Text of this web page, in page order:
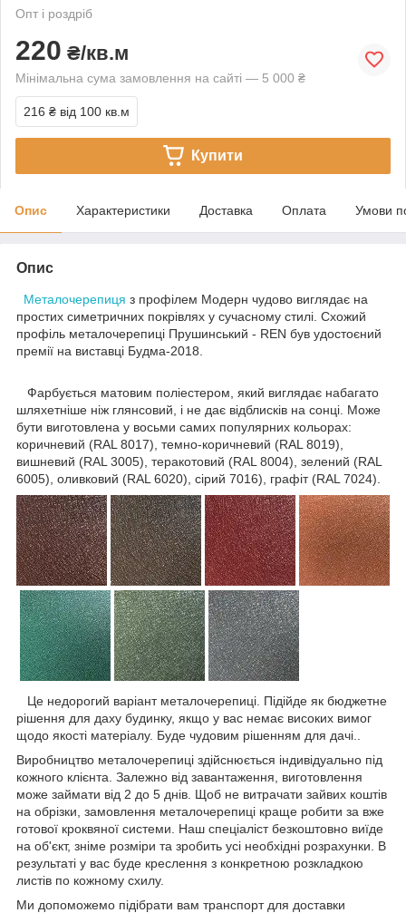
Опт і роздріб
220 ₴/кв.м
Мінімальна сума замовлення на сайті — 5 000 ₴
216 ₴ від 100 кв.м
Купити
Опис Характеристики Доставка Оплата Умови
Опис
Металочерепиця з профілем Модерн чудово виглядає на
простих симетричних покрівлях у сучасному стилі. Схожий
профіль металочерепиці Прушинський - REN був удостоєний
премії на виставці Будма-2018.
Фарбується матовим поліестером, який виглядає набагато
шляхетніше ніж глянсовий, і не дає відблисків на сонці. Може
бути виготовлена у восьми самих популярних кольорах:
коричневий (RAL 8017), темно-коричневий (RAL 8019),
вишневий (RAL 3005), теракотовий (RAL 8004), зелений (RAL
6005), оливковий (RAL 6020), сірий 7016), графіт (RAL 7024).
Це недорогий варіант металочерепиці. Підійде як бюджетне
рішення для даху будинку, якщо у вас немає високих вимог
щодо якості матеріалу. Буде чудовим рішенням для дачі..
Виробництво металочерепиці здійснюється індивідуально під
кожного клієнта. Залежно від завантаження, виготовлення
може займати від 2 до 5 днів. Щоб не витрачати зайвих коштів
на обрізки, замовлення металочерепиці краще робити за вже
готової кроквяної системи. Наш спеціаліст безкоштовно виїде
на об'єкт, зніме розміри та зробить усі необхідні розрахунки. В
результаті у вас буде креслення з конкретною розкладкою
листів по кожному схилу.
Ми допоможемо підібрати вам транспорт для доставки